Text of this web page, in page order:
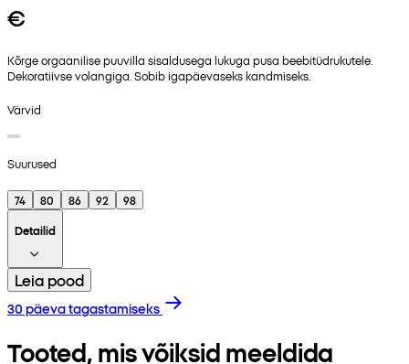
€
Kõrge orgaanilise puuvilla sisaldusega lukuga pusa beebitüdrukutele.
Dekoratiivse volangiga. Sobib igapäevaseks kandmiseks.
Värvid
Suurused
74 80 86 92
98
Detailid
Leia pood
30 päeva tagastamiseks
Tooted, mis võiksid meeldida